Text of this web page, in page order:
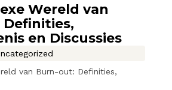
Wereld van
en Discussies
van Burn-out: Definities,